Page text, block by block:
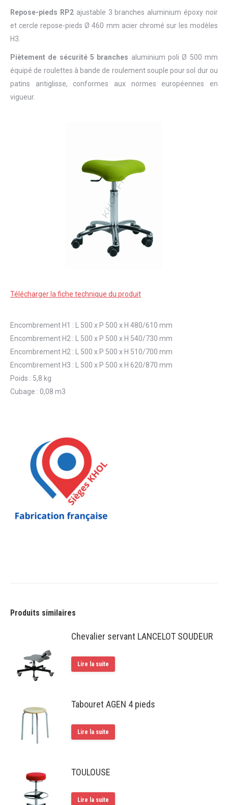
Repose-pieds RP2ajustable 3 branches aluminium époxy noir
et cercle repose-pieds Ø 460 mm acier chromé sur les modèles
H3.
Piètement de sécurité 5 branches aluminium poli Ø 500 mm
équipé de roulettes à bande de roulement souple pour sol dur ou
patins antiglisse, conformes aux normes européennes en
vigueur.
Télécharger la fiche technique du produit
Encombrement H1 : L 500 x P 500 x H 480/610 mm
Encombrement H2 : L 500 x P 500 x H 540/730 mm
Encombrement H2 : L 500 x P 500 x H 510/700 mm
Encombrement H3 : L 500 x P 500 x H 620/870 mm
Poids : 5,8 kg
Cubage : 0,08 m3
Produits similaires
Chevalier servant LANCELOT SOUDEUR
Lire la suite
Tabouret AGEN 4 pieds
Lire la suite
TOULOUSE
Lire la suite